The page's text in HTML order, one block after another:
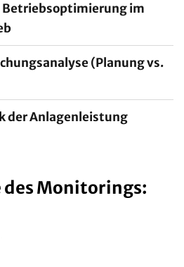
Betriebsoptimierung im
(Planung vs.
der Anlagenleistung
Monitorings: